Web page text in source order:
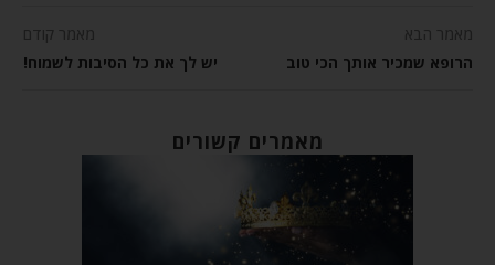
מאמר הבא
הרופא שמכיר אותך הכי טוב
מאמר קודם
יש לך את כל הסיבות לשמוח!
מאמרים קשורים